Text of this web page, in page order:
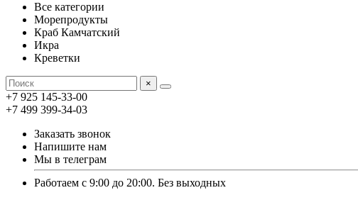
Все категории
Морепродукты
Краб Камчатский
Икра
Креветки
×
+7 925 145-33-00
+7 499 399-34-03
Заказать звонок
Напишите нам
Мы в телеграм
Работаем с 9:00 до 20:00. Без выходных